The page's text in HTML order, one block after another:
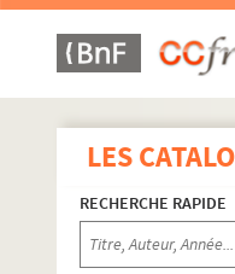
LES
RECHERCHE RAPIDE